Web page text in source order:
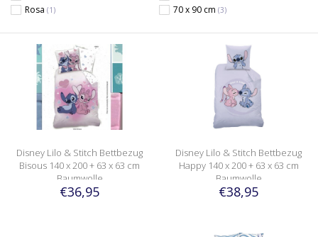
Rosa (1) 70 x 90 cm (3)
Disney Lilo & Stitch Bettbezug
Bisous 140 x 200 + 63 x 63 cm
Baumwolle
€36,95
Disney Lilo & Stitch Bettbezug
Happy 140 x 200 + 63 x 63 cm
Baumwolle
€38,95